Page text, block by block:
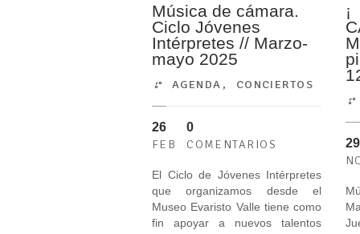
Música de cámara.
Ciclo Jóvenes
Intérpretes // Marzo-
mayo 2025
AGENDA , CONCIERTOS
26
FEB
0
COMENTARIOS
El Ciclo de Jóvenes Intérpretes
que organizamos desde el
Museo Evaristo Valle tiene como
fin apoyar a nuevos talentos
¡
29